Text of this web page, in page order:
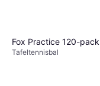
Fox Practice 120-pack
Tafeltennisbal